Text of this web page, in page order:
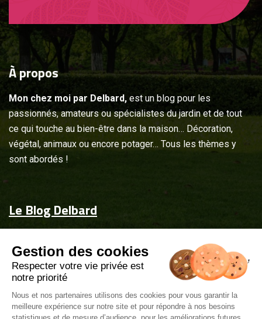
Àpropos
Mon chez moi par Delbard, est un blog pour les
passionnés, amateurs ou spécialistes du jardin et de tout
ce qui touche au bien-être dans la maison… Décoration,
végétal, animaux ou encore potager… Tous les thèmes y
sont abordés !
Le Blog Delbard
Jardin & maison
Inspiration
Couvrez-les d'attentions
Delbard.fr
Gestion des cookies
Respecter votre vie privée est
notre priorité
Nous et nos partenaires utilisons des cookies pour vous garantir la
meilleure expérience sur notre site et pour répondre à nos besoins
statistiques et de mesure d’audience, pour les améliorations futures